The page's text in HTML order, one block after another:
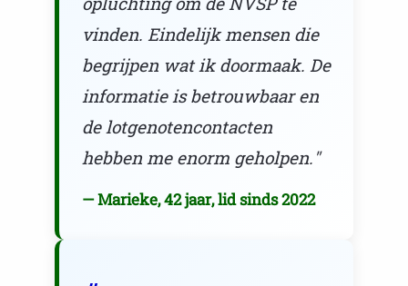
vinden. Eindelijk mensen die
begrijpen wat ik doormaak. De
informatie is betrouwbaar en
de lotgenotencontacten
hebben me enorm geholpen."
— Marieke, 42 jaar, lid sinds 2022